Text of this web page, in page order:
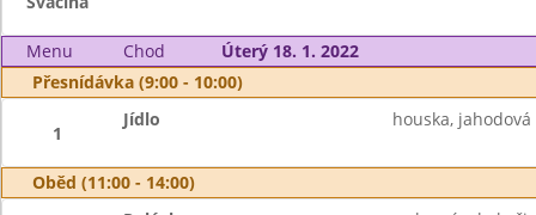
Menu Chod
Úterý 18. 1. 2022
Přesnídávka (9:00 - 10:00)
1
Jídlo houska,
Oběd (11:00 - 14:00)